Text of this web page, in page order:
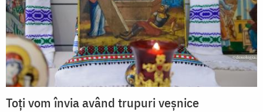
Toți vom învia având trupuri veșnice